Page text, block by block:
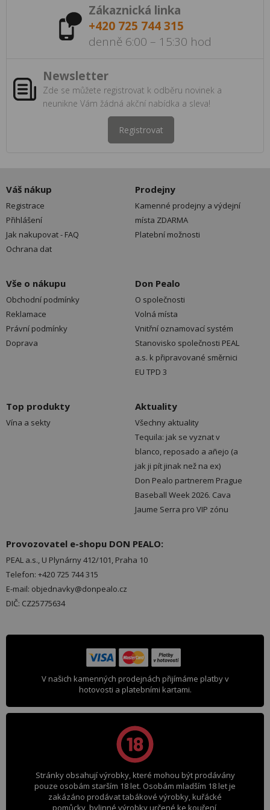
Zákaznická linka
+420 725 744 315
denně 6:00 – 15:30 hod
Newsletter
Zde se můžete registrovat k odběru novinek a
neunikne Vám žádná akční nabídka a sleva!
Registrovat
Váš nákup
Registrace
Přihlášení
Jak nakupovat - FAQ
Ochrana dat
Prodejny
Kamenné prodejny a výdejní
místa ZDARMA
Platební možnosti
Vše o nákupu
Obchodní podmínky
Reklamace
Právní podmínky
Doprava
Don Pealo
O společnosti
Volná místa
Vnitřní oznamovací systém
Stanovisko společnosti PEAL
a.s. k připravované směrnici
EU TPD 3
Top produkty
Vína a sekty
Aktuality
Všechny aktuality
Tequila: jak se vyznat v
blanco, reposado a añejo (a
jak ji pít jinak než na ex)
Don Pealo partnerem Prague
Baseball Week 2026. Cava
Jaume Serra pro VIP zónu
Provozovatel e-shopu DON PEALO:
PEAL a.s., U Plynárny 412/101, Praha 10
Telefon: +420 725 744 315
E-mail: objednavky@donpealo.cz
DIČ: CZ25775634
V našich kamenných prodejnách přijímáme platby v
hotovosti a platebními kartami.
Stránky obsahují výrobky, které mohou být prodávány
pouze osobám starším 18 let. Osobám mladším 18 let je
zakázáno prodávat tabákové výrobky, kuřácké
pomůcky, bylinné výrobky určené ke kouření,